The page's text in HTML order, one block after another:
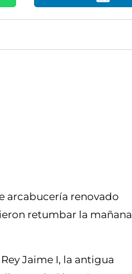
arcabucería renovado
retumbar la mañana
Jaime I, la antigua